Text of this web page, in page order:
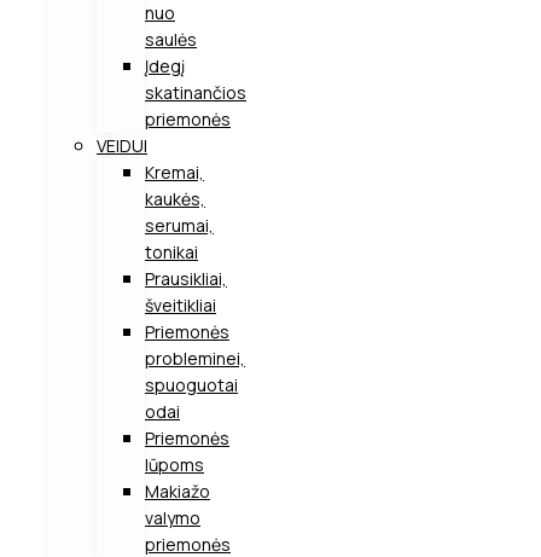
nuo
saulės
Įdegį
skatinančios
priemonės
VEIDUI
Kremai,
kaukės,
serumai,
tonikai
Prausikliai,
šveitikliai
Priemonės
probleminei,
spuoguotai
odai
Priemonės
lūpoms
Makiažo
valymo
priemonės